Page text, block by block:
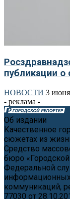
публикации
НОВОСТИ 3
- реклама -
Об издании
Качественное
сюжетах из
Средство
бюро «Городской
Федеральной
коммуникаций,
77030 от